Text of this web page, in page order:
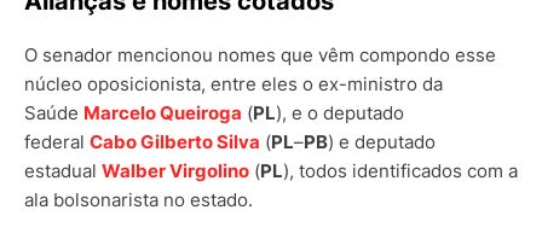
O senador mencionou nomes que vêm compondo esse
núcleo oposicionista, entre eles o ex-ministro da
Saúde Marcelo Queiroga (PL), e o deputado
federal Cabo Gilberto Silva (PL–PB) e deputado
estadual Walber Virgolino (PL), todos identificados com a
ala bolsonarista no estado.